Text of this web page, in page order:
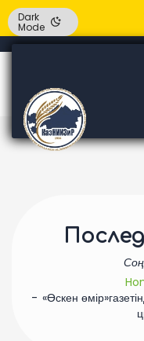
«Өскен
Dark
Mode